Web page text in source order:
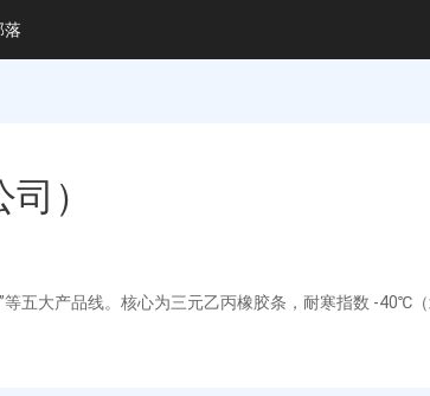
落
）
五大产品线。核心为三元乙丙橡胶条，耐寒指数 -40℃